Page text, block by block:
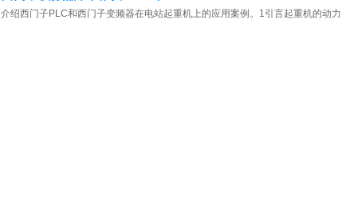
介绍西门子PLC和西门子变频器在电站起重机上的应用案例。1引言起重机的动